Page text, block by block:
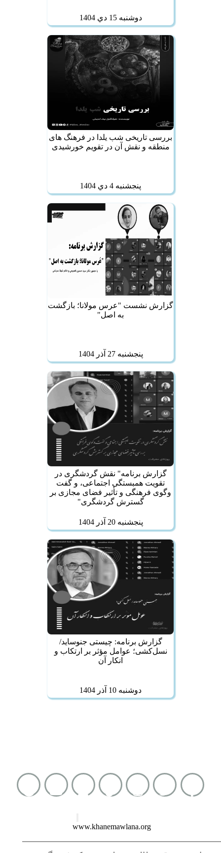
دوشنبه 15 دي 1404
بررسی تاریخی شب یلدا در فرهنگ‌ های
منطقه و نقش آن در تقویم خورشیدی
پنجشنبه 4 دي 1404
گزارش نشست "عرس مولانا؛ بازگشت
به اصل"
پنجشنبه 27 آذر 1404
گزارش برنامه" نقش گردشگری در
تقویت همبستگی اجتماعی، و گفت
وگوی فرهنگی و تأثیر فضای مجازی بر
گسترش گردشگری"
پنجشنبه 20 آذر 1404
گزارش برنامه: چیستی جنوساید/
نسل‌کشی؛ عوامل مؤثر بر ارتکاب و
انکار آن
دوشنبه 10 آذر 1404
www.khanemawlana.org